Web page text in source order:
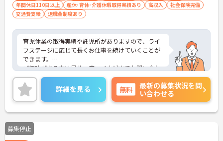
年間休日110日以上
産休･育休･介護休暇取得実績あり 高収入
社会保険完備
交通費支給
退職金制度あり
育児休業の取得実績や託児所がありますので、ライ
フステージに応じて長くお仕事を続けていくことが
できます。
ご興味がある方は是非一度マイナビまでお問い合わ
せください。さらに詳細などお伝えします！
詳細を見る 無料
最新の募集状況を問
い合わせる
募集停止